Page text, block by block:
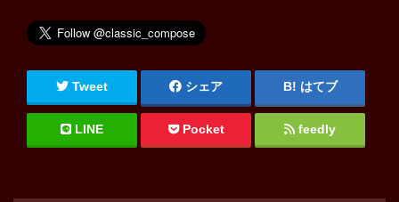
Tweet シェア はてブ
LINE Pocket feedly